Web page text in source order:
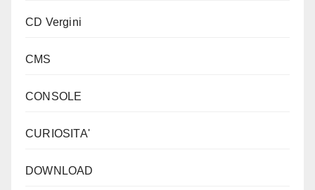
CD Vergini
CMS
CONSOLE
CURIOSITA'
DOWNLOAD